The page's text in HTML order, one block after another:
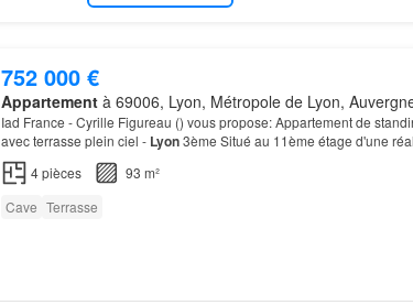
752 000 €
Appartementà 69006, Lyon, Métropole de Lyon,
Iad France - Cyrille Figureau () vous propose: Appartement de
avec terrasse plein ciel - Lyon3ème Situé au 11ème étage d'une
4pièces
93 m²
Cave Terrasse